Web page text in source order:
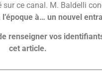
sur ce canal. M. Baldelli
à… un nouvel
renseigner vos
cet article.